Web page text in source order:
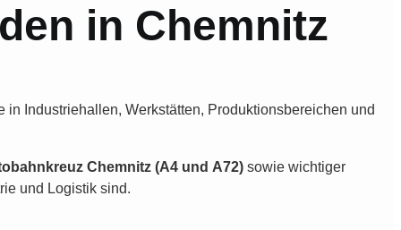
in Chemnitz
in Industriehallen, Werkstätten, Produktionsbereichen und
Chemnitz (A4 und A72) sowie wichtiger
und Logistik sind.